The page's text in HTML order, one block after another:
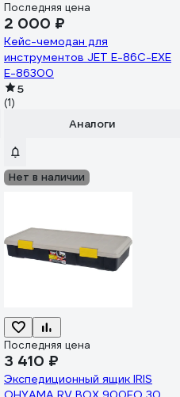
Последняя цена
2 000 ₽
Кейс-чемодан для
инструментов JET E-86C-EXE
E-86300
5
(1)
Аналоги
Нет в наличии
Последняя цена
3 410 ₽
Экспедиционный ящик IRIS